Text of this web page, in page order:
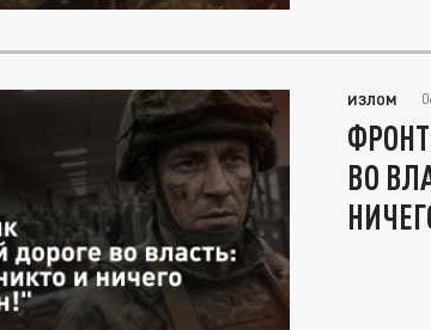
ИЗЛОМ
ВО